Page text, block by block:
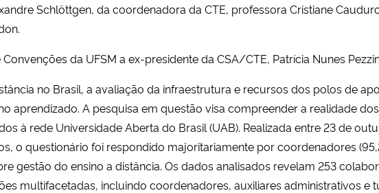
Schlöttgen, da coordenadora da CTE, professora Cristiane
da UFSM a ex-presidente da CSA/CTE, Patrícia Nunes
no Brasil, a avaliação da infraestrutura e recursos dos polos de
aprendizado. A pesquisa em questão visa compreender a realidade
à rede Universidade Aberta do Brasil (UAB). Realizada entre 23 de
o questionário foi respondido majoritariamente por coordenadores
gestão do ensino a distância. Os dados analisados revelam 253
multifacetadas, incluindo coordenadores, auxiliares administrativos e